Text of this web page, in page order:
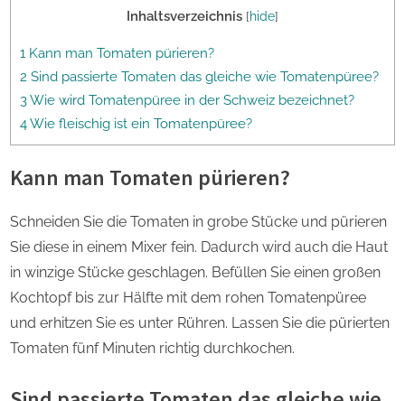
Inhaltsverzeichnis [hide]
1 Kann man Tomaten pürieren?
2 Sind passierte Tomaten das gleiche wie Tomatenpüree?
3 Wie wird Tomatenpüree in der Schweiz bezeichnet?
4 Wie fleischig ist ein Tomatenpüree?
Kann man Tomaten pürieren?
Schneiden Sie die Tomaten in grobe Stücke und pürieren
Sie diese in einem Mixer fein. Dadurch wird auch die Haut
in winzige Stücke geschlagen. Befüllen Sie einen großen
Kochtopf bis zur Hälfte mit dem rohen Tomatenpüree
und erhitzen Sie es unter Rühren. Lassen Sie die pürierten
Tomaten fünf Minuten richtig durchkochen.